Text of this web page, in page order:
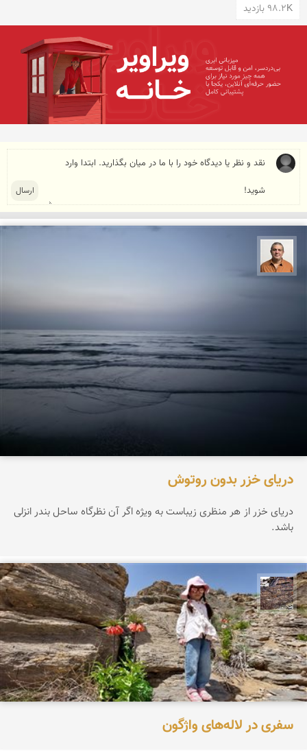
98.2K بازدید
دریای خزر بدون روتوش
دریای خزر از هر منظری زیباست به ویژه اگر آن نظرگاه ساحل بندر انزلی
باشد.
محمد ناصری فرد
سفری در لاله‌های واژگون